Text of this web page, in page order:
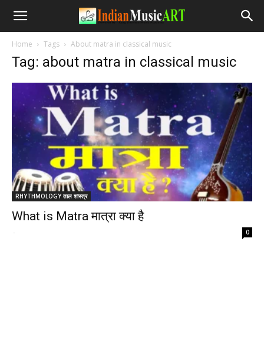
Home Tags About matra in classical music
Tag: about matra in classical music
RHYTHMOLOGY ताल शास्त्र
What is Matra मात्रा क्या है
- 0